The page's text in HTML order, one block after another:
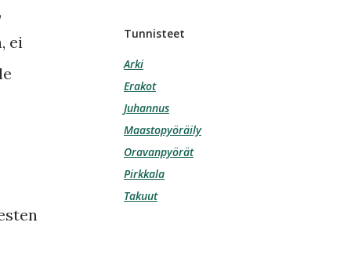
ei
Tunnisteet
Arki
Erakot
Juhannus
Maastopyöräily
Oravanpyörät
Pirkkala
Takuut